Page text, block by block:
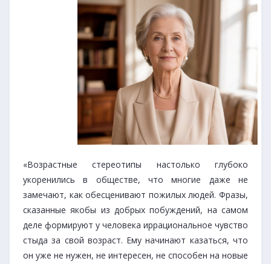
«Возрастные стереотипы настолько глубоко
укоренились в обществе, что многие даже не
замечают, как обесценивают пожилых людей. Фразы,
сказанные якобы из добрых побуждений, на самом
деле формируют у человека иррациональное чувство
стыда за свой возраст. Ему начинают казаться, что
он уже не нужен, не интересен, не способен на новые